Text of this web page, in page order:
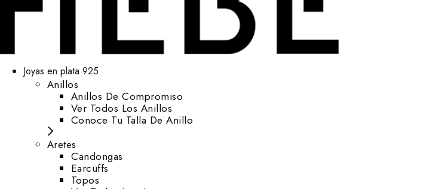
Joyas en plata 925
Anillos
Anillos De Compromiso
Ver Todos Los Anillos
Conoce Tu Talla De Anillo
Aretes
⁠Candongas
Earcuffs
Topos